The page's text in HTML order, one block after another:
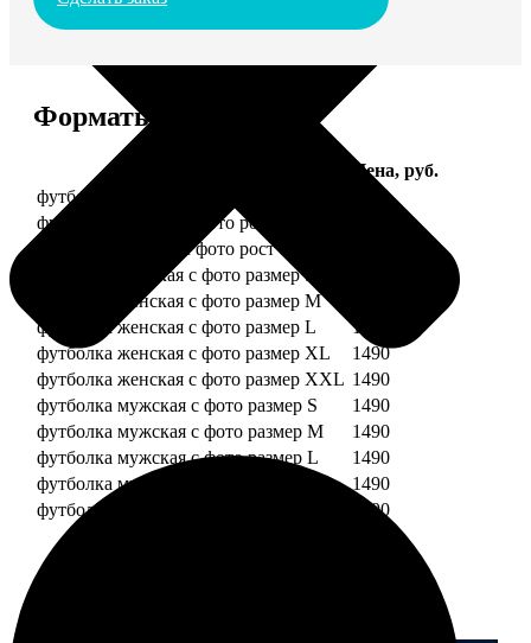
Форматы и цены
Цена, руб.
футболка детская с фото рост 118 см
1490
футболка детская с фото рост 128 см
футболка детская с фото рост 134 см
футболка женская с фото размер S
футболка женская с фото размер M
футболка женская с фото размер L
1490
футболка женская с фото размер XL
1490
футболка женская с фото размер XXL 1490
футболка мужская с фото размер S
1490
футболка мужская с фото размер M
1490
футболка мужская с фото размер L
1490
футболка мужская с фото размер XL
1490
футболка мужская с фото размер XXL
1490